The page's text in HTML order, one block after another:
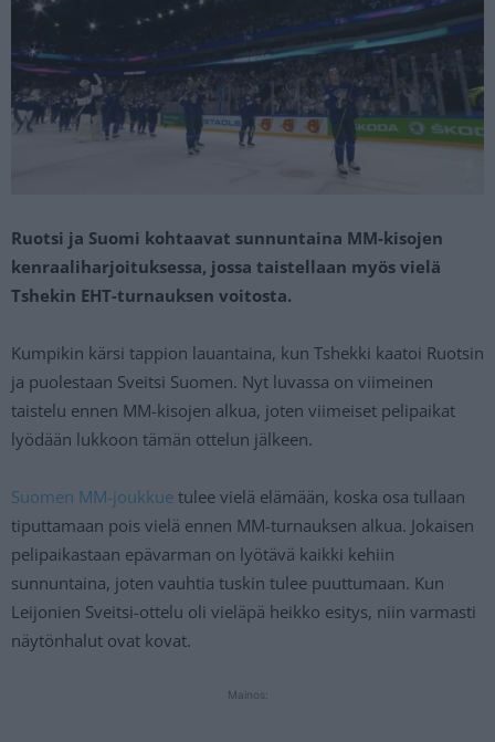
Ruotsi ja Suomi kohtaavat sunnuntaina MM-kisojen
kenraaliharjoituksessa, jossa taistellaan myös vielä
Tshekin EHT-turnauksen voitosta.
Kumpikin kärsi tappion lauantaina, kun Tshekki kaatoi Ruotsin
ja puolestaan Sveitsi Suomen. Nyt luvassa on viimeinen
taistelu ennen MM-kisojen alkua, joten viimeiset pelipaikat
lyödään lukkoon tämän ottelun jälkeen.
Suomen MM-joukkue tulee vielä elämään, koska osa tullaan
tiputtamaan pois vielä ennen MM-turnauksen alkua. Jokaisen
pelipaikastaan epävarman on lyötävä kaikki kehiin
sunnuntaina, joten vauhtia tuskin tulee puuttumaan. Kun
Leijonien Sveitsi-ottelu oli vieläpä heikko esitys, niin varmasti
näytönhalut ovat kovat.
Mainos: